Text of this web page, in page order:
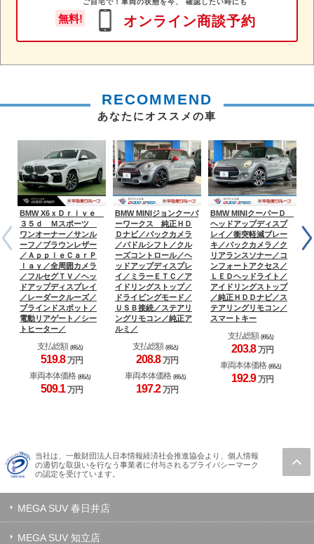
無料!
ご自宅で！車両の状態を今、 確認したい時にも
オンライン商談予約
RECOMMEND
あなたにオススメの車
BMW X6ｘＤｒｉｖｅ
３５ｄ Ｍスポーツ
ワンオーナー／サンル
ーフ／ブラウンレザー
／ＡｐｐｌｅＣａｒＰ
ｌａｙ／全周囲カメラ
／フルセグＴＶ／ヘッ
ドアップディスプレイ
／レーダークルーズ／
ブラインドスポット／
電動リアゲート／シー
トヒーター／
支払総額 (税込)
519.8 万円
車両本体価格 (税込)
509.1 万円
BMW MINIジョンクーパ
ーワークス 純正ＨＤ
Ｄナビ／バックカメラ
／パドルシフト／クル
ーズコントロール／ヘ
ッドアップディスプレ
イ／ミラーＥＴＣ／ア
イドリングストップ／
ドライビングモード／
ＵＳＢ接続／ステアリ
ングリモコン／純正ア
ルミ／
支払総額 (税込)
208.8 万円
車両本体価格 (税込)
197.2 万円
BMW MINIクーパーＤ
ヘッドアップディスプ
レイ／衝突軽減ブレー
キ／バックカメラ／ク
リアランスソナー／コ
ンフォートアクセス／
ＬＥＤヘッドライト／
アイドリングストップ
／純正ＨＤＤナビ／ス
テアリングリモコン／
スマートキー
支払総額 (税込)
203.8 万円
車両本体価格 (税込)
192.9 万円
当社は、一般財団法人日本情報経済社会推進協会より、個人情報
の適切な取扱いを行なう事業者に付与されるプライバシーマーク
の認定を受けています。
MEGA SUV 春日井店
MEGA SUV 知立店